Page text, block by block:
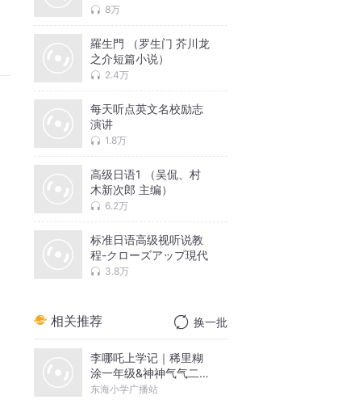
everything 万物简史(比
8万
羅生門 （罗生门 芥川龙
之介短篇小说）
2.4万
每天听点英文名校励志
演讲
1.8万
高级日语1 （吴侃、村
木新次郎 主编）
6.2万
标准日语高级视听说教
程-クローズアップ現代
3.8万
相关推荐 换一批
李哪吒上学记｜稀里糊
涂一年级&神神气气二年
级
东海小学广播站